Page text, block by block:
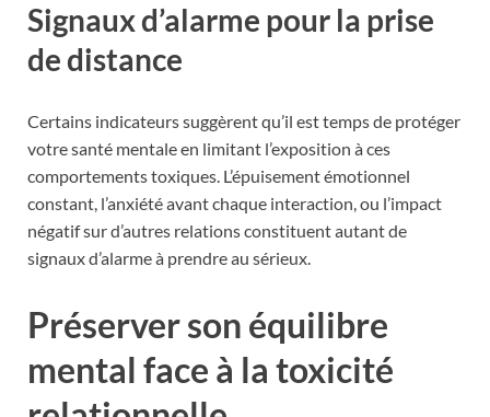
Signaux d’alarme pour la prise
de distance
Certains indicateurs suggèrent qu’il est temps de protéger
votre santé mentale en limitant l’exposition à ces
comportements toxiques. L’épuisement émotionnel
constant, l’anxiété avant chaque interaction, ou l’impact
négatif sur d’autres relations constituent autant de
signaux d’alarme à prendre au sérieux.
Préserver son équilibre
mental face à la toxicité